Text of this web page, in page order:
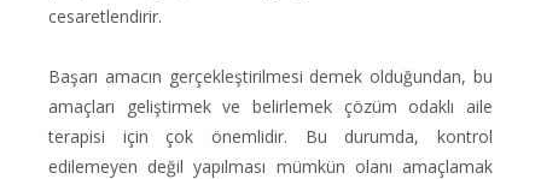
cesaretlendirir.
Başarı amacın gerçekleştirilmesi demek olduğundan, bu
amaçları geliştirmek ve belirlemek çözüm odaklı aile
terapisi için çok önemlidir. Bu durumda, kontrol
edilemeyen değil yapılması mümkün olanı amaçlamak